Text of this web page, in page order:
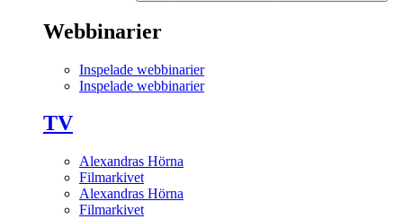
Webbinarier
Inspelade webbinarier
Inspelade webbinarier
TV
Alexandras Hörna
Filmarkivet
Alexandras Hörna
Filmarkivet